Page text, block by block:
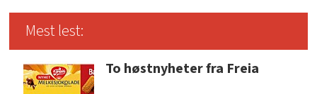
Mest lest:
To høstnyheter fra Freia